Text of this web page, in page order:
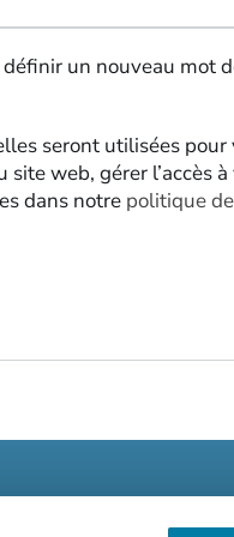
un nouveau mot
seront utilisées
site web, gérer l’accès
dans notre politique